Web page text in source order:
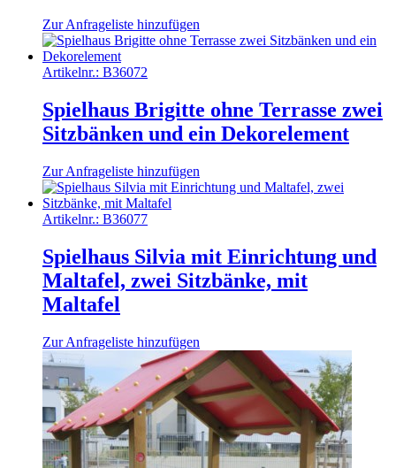
Zur Anfrageliste hinzufügen
Artikelnr.: B36072
Spielhaus Brigitte ohne Terrasse zwei
Sitzbänken und ein Dekorelement
Zur Anfrageliste hinzufügen
Artikelnr.: B36077
Spielhaus Silvia mit Einrichtung und
Maltafel, zwei Sitzbänke, mit
Maltafel
Zur Anfrageliste hinzufügen